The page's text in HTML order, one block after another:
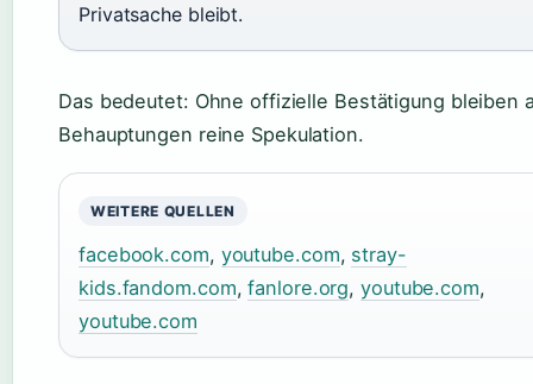
Privatsache bleibt.
Das bedeutet: Ohne offizielle Bestätigung bleiben
Behauptungen reine Spekulation.
WEITERE QUELLEN
facebook.com, youtube.com, stray-
kids.fandom.com,fanlore.org,youtube.com,
youtube.com